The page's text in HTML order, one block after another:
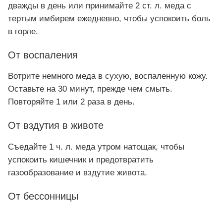
дважды в день или принимайте 2 ст. л. меда с
тертым имбирем ежедневно, чтобы успокоить боль
в горле.
От воспаления
Вотрите немного меда в сухую, воспаленную кожу.
Оставьте на 30 минут, прежде чем смыть.
Повторяйте 1 или 2 раза в день.
От вздутия в животе
Съедайте 1 ч. л. меда утром натощак, чтобы
успокоить кишечник и предотвратить
газообразование и вздутие живота.
От бессонницы